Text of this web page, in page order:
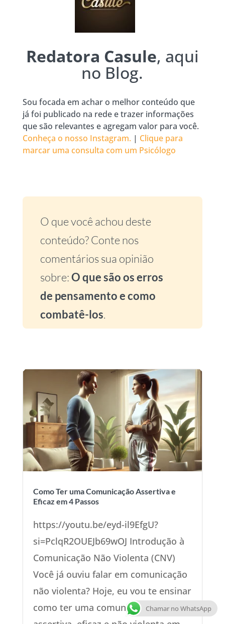
Redatora Casule, aqui
no Blog.
Sou focada em achar o melhor conteúdo que
já foi publicado na rede e trazer informações
que são relevantes e agregam valor para você.
Conheça o nosso Instagram. | Clique para
marcar uma consulta com um Psicólogo
O que você achou deste
conteúdo? Conte nos
comentários sua opinião
sobre:O que são os erros
de pensamento e como
combatê-los.
Como Ter uma Comunicação Assertiva e
Eficaz em 4 Passos
https://youtu.be/eyd-il9EfgU?
si=PclqR2OUEJb69wOJ Introdução à
Comunicação Não Violenta (CNV)
Você já ouviu falar em comunicação
não violenta? Hoje, eu vou te ensinar
como ter uma comunicaçãoChamar no WhatsApp